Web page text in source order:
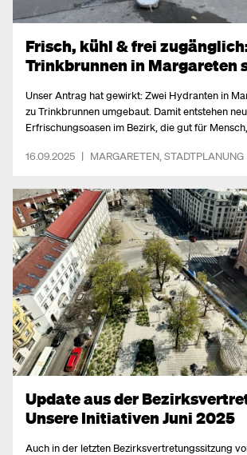
Frisch, kühl & frei
Trinkbrunnen in Margareten
Unser Antrag hat gewirkt: Zwei Hydranten in
zu Trinkbrunnen umgebaut. Damit entstehen
Erfrischungsoasen im Bezirk, die gut für
Gewinn fürs Grätzl sind.
16.09.2025 | MARGARETEN STADTPLANUNG
Update aus der
Unsere Initiativen Juni 2025
Auch in der letzten Bezirksvertretungssitzung